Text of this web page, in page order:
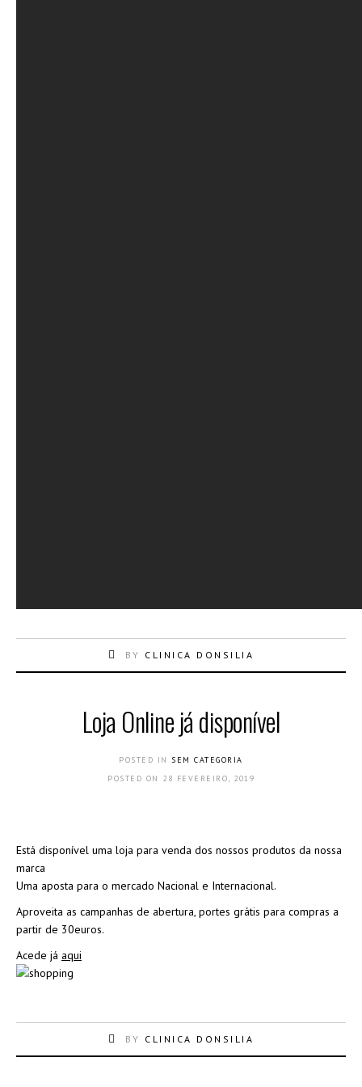
BY CLINICA DONSILIA
Loja Online já disponível
POSTED IN
SEM CATEGORIA
POSTED ON
28 FEVEREIRO, 2019
Está disponível uma loja para venda dos nossos produtos da nossa
marca
Uma aposta para o mercado Nacional e Internacional.
Aproveita as campanhas de abertura, portes grátis para compras a
partir de 30euros.
Acede já aqui
BY CLINICA DONSILIA